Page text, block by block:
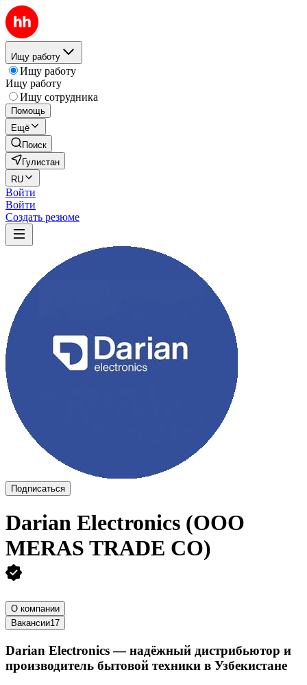
Ищу работу
Ищу работу
Ищу работу
Ищу сотрудника
Помощь
Ещё
Поиск
Гулистан
RU
Войти
Войти
Создать резюме
Подписаться
Darian Electronics (ООО
MERAS TRADE CO)
О компании
Вакансии17
Darian Electronics — надёжный дистрибьютор и
производитель бытовой техники в Узбекистане